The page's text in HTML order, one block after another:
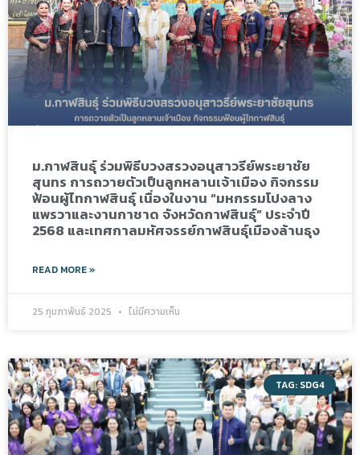
ม.กาฬสินธุ์ ร่วมพิธีบวงสรวงอนุสาวรีย์พระยาชัย
สุนทร การถวายตัวเป็นลูกหลานเจ้าเมือง กิจกรรม
ฟ้อนผู้ไทกาฬสินธุ์ เนื่องในงาน “มหกรรมโปงลาง
แพรวาและงานกาชาด จังหวัดกาฬสินธุ์” ประจำปี
2568 และเทศกาลมหัศจรรย์กาฬสินธุ์เมืองล้านธุง
READ MORE »
25 กุมภาพันธ์ 2025 ไม่มีความเห็น
TAG: SDG4